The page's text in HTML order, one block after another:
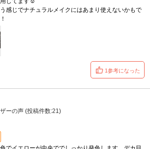
感じでナチュラルメイクにはあまり使えないかもで
1参考になった
ーの声 (投稿件数:21)